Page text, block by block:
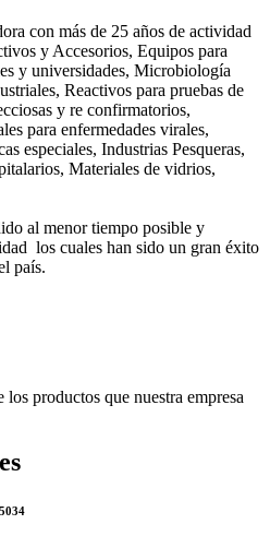
con más de 25 años de actividad
y Accesorios, Equipos para
y universidades, Microbiología
Reactivos para pruebas de
y re confirmatorios,
para enfermedades virales,
especiales, Industrias Pesqueras,
Materiales de vidrios,
al menor tiempo posible y
los cuales han sido un gran éxito
país.
productos que nuestra empresa